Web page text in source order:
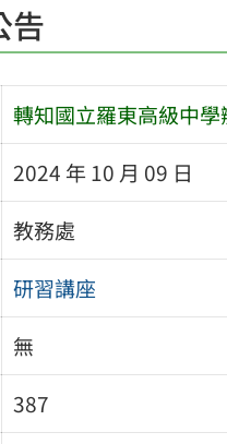
告
轉知國立羅東高級中
2024 年 10 月 09 日
教務處
研習講座
無
387